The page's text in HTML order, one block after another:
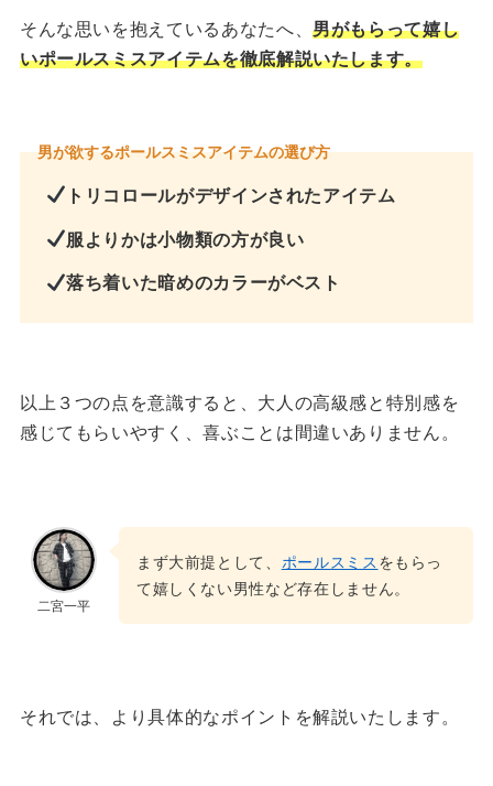
そんな思いを抱えているあなたへ、男がもらって嬉し
いポールスミスアイテムを徹底解説いたします。
男が欲するポールスミスアイテムの選び方
トリコロールがデザインされたアイテム
服よりかは小物類の方が良い
落ち着いた暗めのカラーがベスト
以上３つの点を意識すると、大人の高級感と特別感を
感じてもらいやすく、喜ぶことは間違いありません。
二宮一平
まず大前提として、 ポールスミス をもらっ
て嬉しくない男性など存在しません。
それでは、より具体的なポイントを解説いたします。